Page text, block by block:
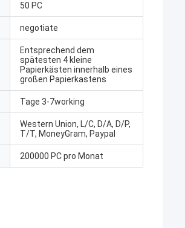
50 PC
negotiate
Entsprechend dem
spätesten 4 kleine
Papierkästen innerhalb eines
großen Papierkastens
Tage 3-7working
Western Union, L/C, D/A, D/P,
T/T, MoneyGram, Paypal
200000 PC pro Monat